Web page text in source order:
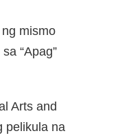
mismo
“Apag”
Arts and
pelikula na